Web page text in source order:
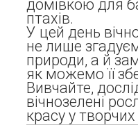
домівкою для
птахів.
У цей день
не лише
природи, а й
як можемо її
Вивчайте,
вічнозелені
красу у